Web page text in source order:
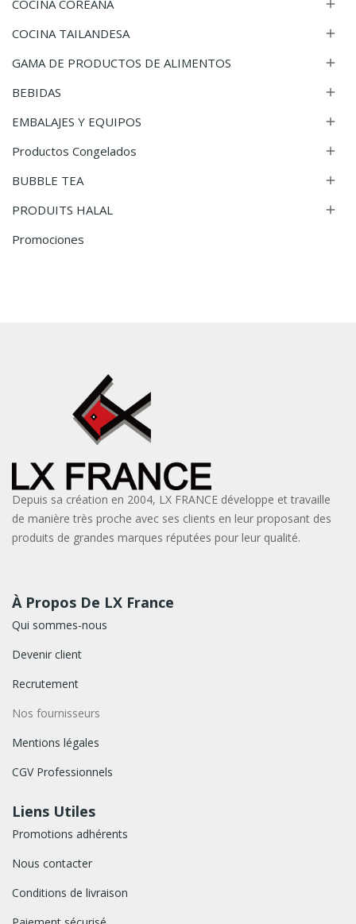
COCINA COREANA 
COCINA TAILANDESA 
GAMA DE PRODUCTOS DE ALIMENTOS 
BEBIDAS 
EMBALAJES Y EQUIPOS 
Productos Congelados 
BUBBLE TEA 
PRODUITS HALAL 
Promociones
Depuis sa création en 2004, LX FRANCE développe et travaille
de manière très proche avec ses clients en leur proposant des
produits de grandes marques réputées pour leur qualité.
À Propos De LX France
Qui sommes-nous
Devenir client
Recrutement
Nos fournisseurs
Mentions légales
CGV Professionnels
Liens Utiles
Promotions adhérents
Nous contacter
Conditions de livraison